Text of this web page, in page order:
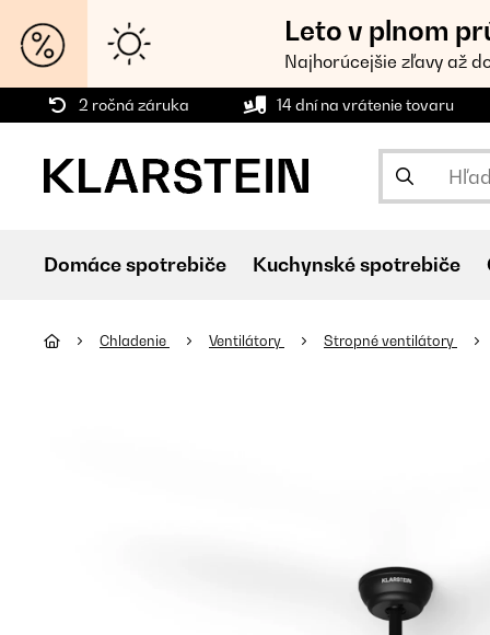
Leto v plnom
Najhorúcejšie zľavy až
2 ročná záruka 14 dní na vrátenie tovaru
Domáce spotrebiče Kuchynské spotrebiče
Chladenie Ventilátory Stropné ventilátory